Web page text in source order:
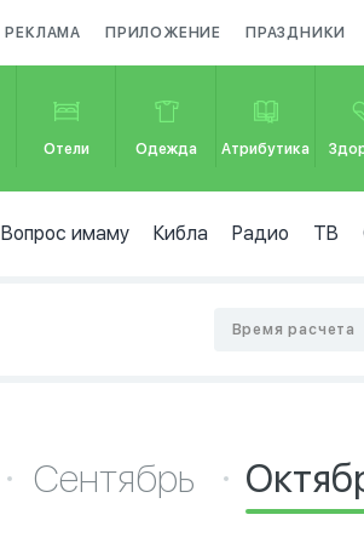
РЕКЛАМА ПРИЛОЖЕНИЕ ПРАЗДНИКИ
Отели Одежда Атрибутика
Вопрос имаму Кибла Радио ТВ
Время расчета
Сентябрь